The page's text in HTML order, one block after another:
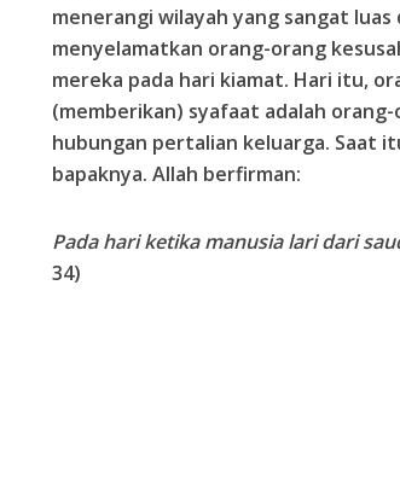
menerangi wilayah yang sangat
menyelamatkan orang-orang
mereka pada hari kiamat. Hari itu,
(memberikan) syafaat adalah
hubungan pertalian keluarga. Saat
bapaknya. Allah berfirman:
Pada hari ketika manusia lari dari
34)